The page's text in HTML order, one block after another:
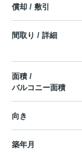
償却 / 敷引
間取り / 詳細
面積 /
バルコニー面積
向き
築年月